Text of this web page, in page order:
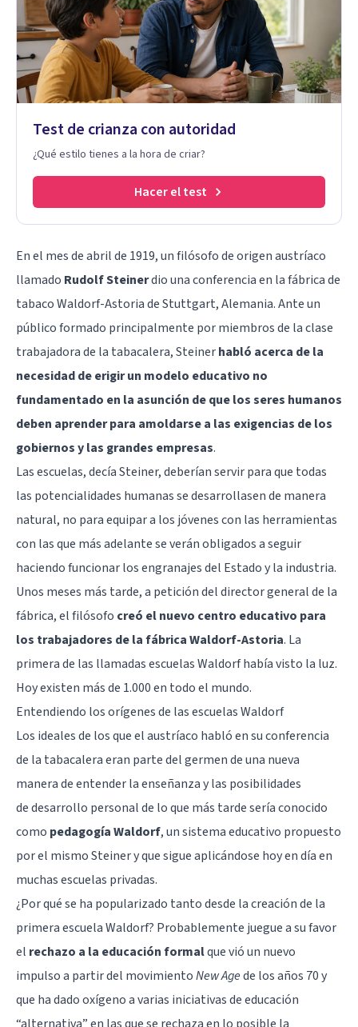
Test de crianza con autoridad
¿Qué estilo tienes a la hora de criar?
Hacer el test
En el mes de abril de 1919, un filósofo de origen austríaco
llamado Rudolf Steinerdio una conferencia en la fábrica de
tabaco Waldorf-Astoria de Stuttgart, Alemania. Ante un
público formado principalmente por miembros de la clase
trabajadora de la tabacalera, Steinerhabló acerca de la
necesidad de erigir un modelo educativo no
fundamentado en la asunción de que los seres humanos
deben aprender para amoldarse a las exigencias de los
gobiernos y las grandes empresas.
Las escuelas, decía Steiner,deberían servir para que todas
las potencialidades humanas se desarrollasen de manera
natural, no para equipar a los jóvenes con las herramientas
con las que más adelante se verán obligados a seguir
haciendo funcionar los engranajes del Estado y la industria.
Unos meses más tarde, a petición del director general de la
fábrica, el filósofo creó el nuevo centro educativo para
los trabajadores de la fábrica Waldorf-Astoria. La
primera de las llamadas escuelas Waldorf había visto la luz.
Hoy existen más de 1.000en todo el mundo.
Entendiendo los orígenes de las escuelas Waldorf
Los ideales de los que el austríaco habló en su conferencia
de la tabacalera eran parte del germen de una nueva
manera de entender la enseñanza y las posibilidades
dedesarrollo personalde lo que más tarde sería conocido
como pedagogía Waldorf, un sistema educativo propuesto
por el mismo Steiner y que sigue aplicándose hoy en día en
muchas escuelas privadas.
¿Por qué se ha popularizado tanto desde la creación de la
primera escuela Waldorf? Probablemente juegue a su favor
el rechazo a la educación formalque vió un nuevo
impulso a partir del movimientoNew Agede los años 70 y
que ha dado oxígeno a varias iniciativas de educación